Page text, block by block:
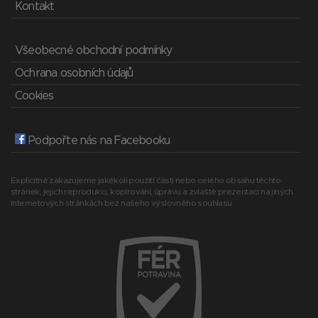
Kontakt
Všeobecné obchodní podmínky
Ochrana osobních údajů
Cookies
Podpořte nás na Facebooku
Explicitně zakazujeme jakékoli použití části nebo celého obsahu těchto
stránek, jejich reprodukci, kopírování, úpravu a zvláště prezentaci na jiných
internetových stránkách bez našeho výslovného souhlasu.